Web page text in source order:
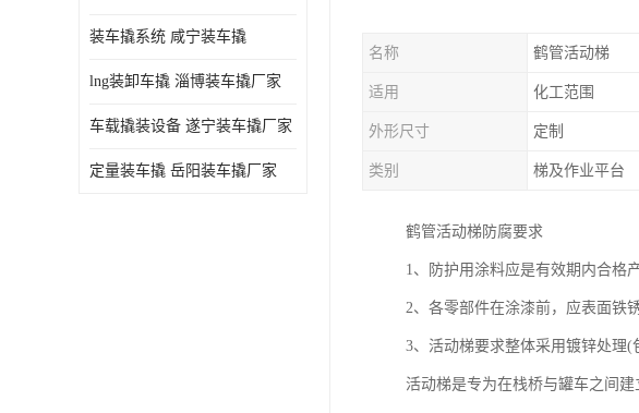
装车撬系统 咸宁装车撬
lng装卸车撬 淄博装车撬厂家
车载撬装设备 遂宁装车撬厂家
定量装车撬 岳阳装车撬厂家
名称 鹤管活动梯
适用 化工范围
外形尺寸 定制
类别 梯及作业平台
鹤管活动梯防腐要求
1、防护用涂料应是有效期内合格
2、各零部件在涂漆前，应表面铁
3、活动梯要求整体采用镀锌处理(
活动梯是专为在栈桥与罐车之间